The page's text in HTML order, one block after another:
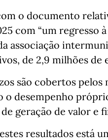
o documento
com “um regresso
associação
de 2,9 milhões de
são cobertos
o desempenho
geração de valor e
resultados está